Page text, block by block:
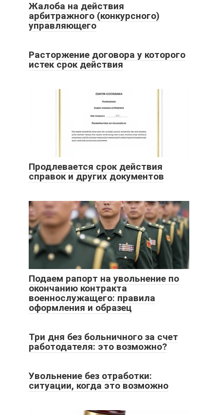
Жалоба на действия
арбитражного (конкурсного)
управляющего
Расторжение договора у которого
истек срок действия
Продлевается срок действия
справок и других документов
Подаем рапорт на увольнение по
окончанию контракта
военнослужащего: правила
оформления и образец
Три дня без больничного за счет
работодателя: это возможно?
Увольнение без отработки:
ситуации, когда это возможно